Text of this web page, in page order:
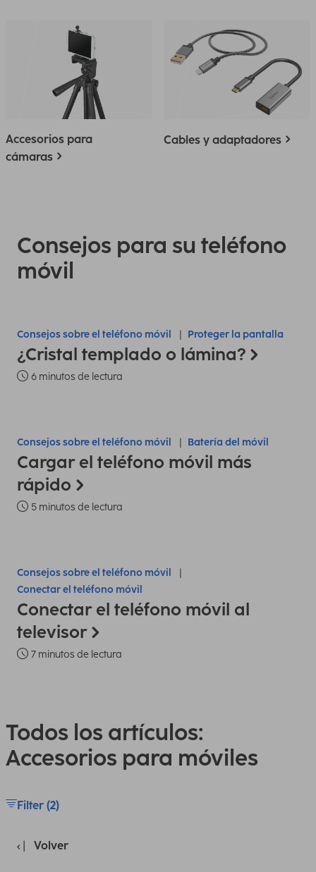
Accesorios para
cámaras
Cables y adaptadores
Consejos para su teléfono
móvil
Consejos sobre el teléfono móvil Proteger la pantalla
¿Cristal templado o lámina?
6 minutos de lectura
Consejos sobre el teléfono móvil Batería del móvil
Cargar el teléfono móvil más
rápido
5 minutos de lectura
Consejos sobre el teléfono móvil
Conectar el teléfono móvil
Conectar el teléfono móvil al
televisor
7 minutos de lectura
Todos los artículos:
Accesorios para móviles
Filter (2)
Volver